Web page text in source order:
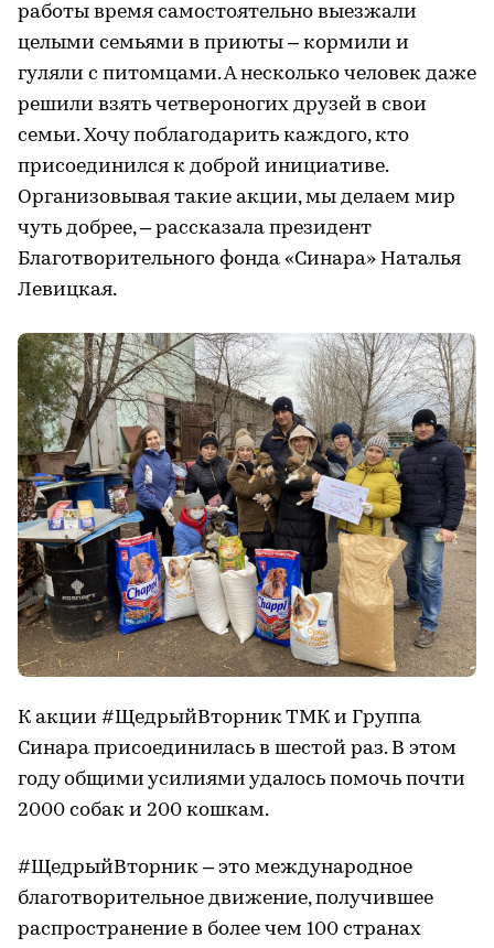
работы время самостоятельно выезжали
целыми семьями в приюты – кормили и
гуляли с питомцами. А несколько человек даже
решили взять четвероногих друзей в свои
семьи. Хочу поблагодарить каждого, кто
присоединился к доброй инициативе.
Организовывая такие акции, мы делаем мир
чуть добрее, – рассказала президент
Благотворительного фонда «Синара» Наталья
Левицкая.
К акции #ЩедрыйВторник ТМК и Группа
Синара присоединилась в шестой раз. В этом
году общими усилиями удалось помочь почти
2000 собак и 200 кошкам.
#ЩедрыйВторник – это международное
благотворительное движение, получившее
распространение в более чем 100 странах